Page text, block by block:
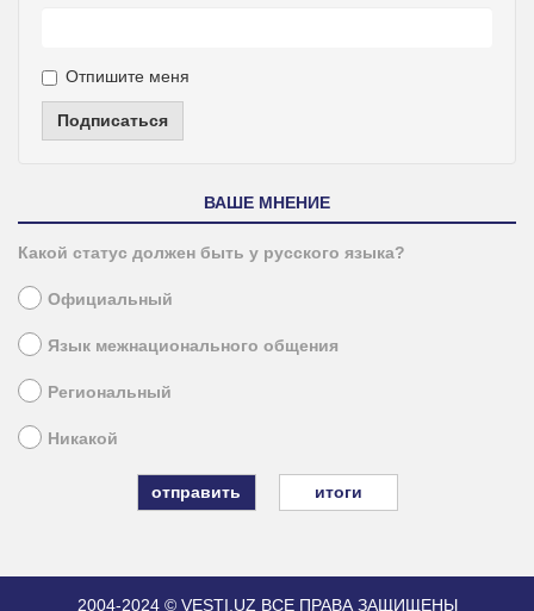
Отпишите меня
Подписаться
ВАШЕ МНЕНИЕ
Какой статус должен быть у русского языка?
Официальный
Язык межнационального общения
Региональный
Никакой
итоги
2004-2024 © VESTI.UZ ВСЕ ПРАВА ЗАЩИЩЕНЫ